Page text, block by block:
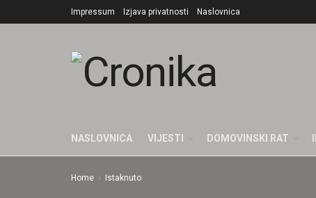
Impressum Izjava privatnosti Naslovnica
NASLOVNICA VIJESTI DOMOVINSKI RAT
Home Istaknuto